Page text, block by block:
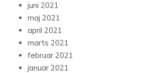
juni 2021
maj 2021
april 2021
marts 2021
februar 2021
januar 2021